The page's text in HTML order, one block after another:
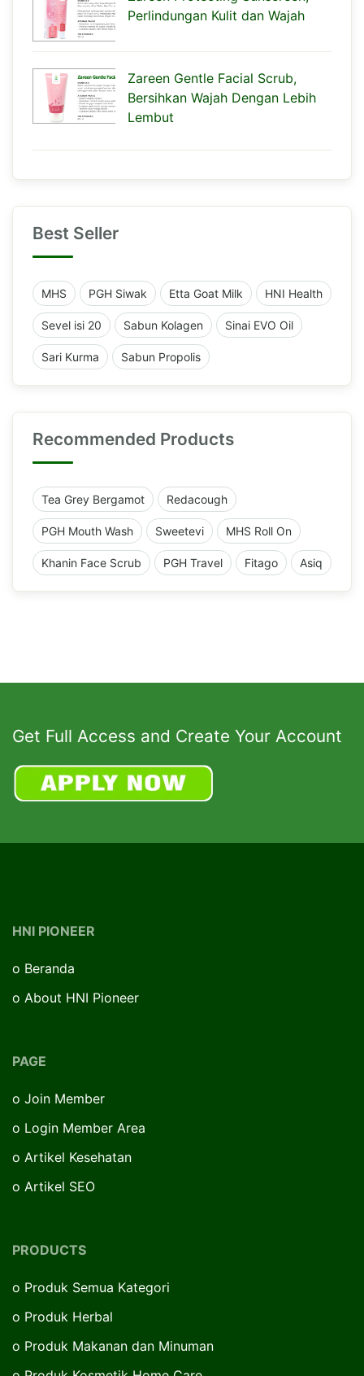
Perlindungan Kulit dan Wajah
Zareen Gentle Facial Scrub,
Bersihkan Wajah Dengan Lebih
Lembut
Best Seller
MHS PGH Siwak Etta Goat Milk HNI Health
Sevel isi 20 Sabun Kolagen Sinai EVO Oil
Sari Kurma Sabun Propolis
Recommended Products
Tea Grey Bergamot Redacough
PGH Mouth Wash Sweetevi MHS Roll On
Khanin Face Scrub PGH Travel Fitago Asiq
Get Full Access and Create Your Account
HNI PIONEER
o Beranda
o About HNI Pioneer
PAGE
o Join Member
o Login Member Area
o Artikel Kesehatan
o Artikel SEO
PRODUCTS
o Produk Semua Kategori
o Produk Herbal
o Produk Makanan dan Minuman